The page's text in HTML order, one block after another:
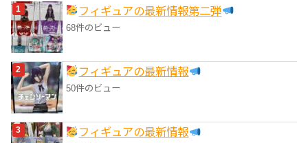
ー
フィギュアの最新情報第二弾
68件のビュー
フィギュアの最新情報
50件のビュー
フィギュアの最新情報